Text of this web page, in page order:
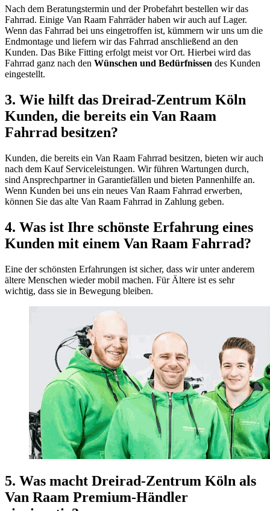
Nach dem Beratungstermin und der Probefahrt bestellen wir das
Fahrrad. Einige Van Raam Fahrräder haben wir auch auf Lager.
Wenn das Fahrrad bei uns eingetroffen ist, kümmern wir uns um die
Endmontage und liefern wir das Fahrrad anschließend an den
Kunden. Das Bike Fitting erfolgt meist vor Ort. Hierbei wird das
Fahrrad ganz nach den Wünschen und Bedürfnissen des Kunden
eingestellt.
3. Wie hilft das Dreirad-Zentrum Köln
Kunden, die bereits ein Van Raam
Fahrrad besitzen?
Kunden, die bereits ein Van Raam Fahrrad besitzen, bieten wir auch
nach dem Kauf Serviceleistungen. Wir führen Wartungen durch,
sind Ansprechpartner in Garantiefällen und bieten Pannenhilfe an.
Wenn Kunden bei uns ein neues Van Raam Fahrrad erwerben,
können Sie das alte Van Raam Fahrrad in Zahlung geben.
4. Was ist Ihre schönste Erfahrung eines
Kunden mit einem Van Raam Fahrrad?
Eine der schönsten Erfahrungen ist sicher, dass wir unter anderem
ältere Menschen wieder mobil machen. Für Ältere ist es sehr
wichtig, dass sie in Bewegung bleiben.
5. Was macht Dreirad-Zentrum Köln als
Van Raam Premium-Händler